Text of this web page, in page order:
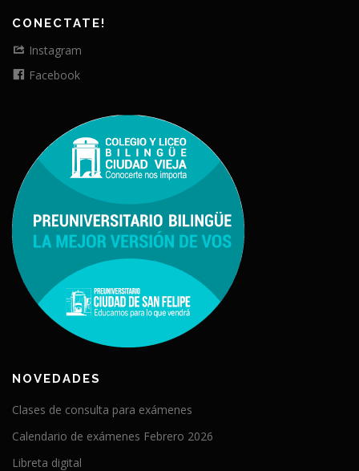
CONECTATE!
Instagram
Facebook
NOVEDADES
Clases de consulta para exámenes
Calendario de exámenes Febrero 2026
Libreta digital